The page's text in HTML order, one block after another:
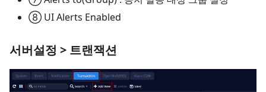
⑧ UI Alerts Enabled
서버설정 > 트랜잭션